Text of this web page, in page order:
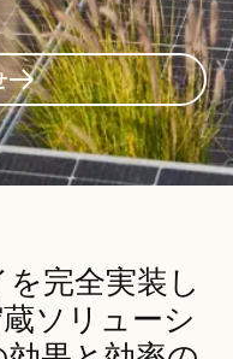
完全実装し
ソリューシ